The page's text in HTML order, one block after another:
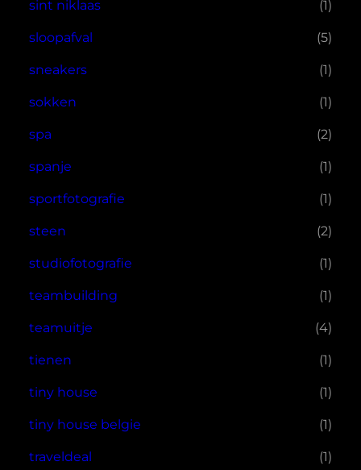
sint niklaas (1)
sloopafval (5)
sneakers (1)
sokken (1)
spa (2)
spanje (1)
sportfotografie (1)
steen (2)
studiofotografie (1)
teambuilding (1)
teamuitje (4)
tienen (1)
tiny house (1)
tiny house belgie (1)
traveldeal (1)